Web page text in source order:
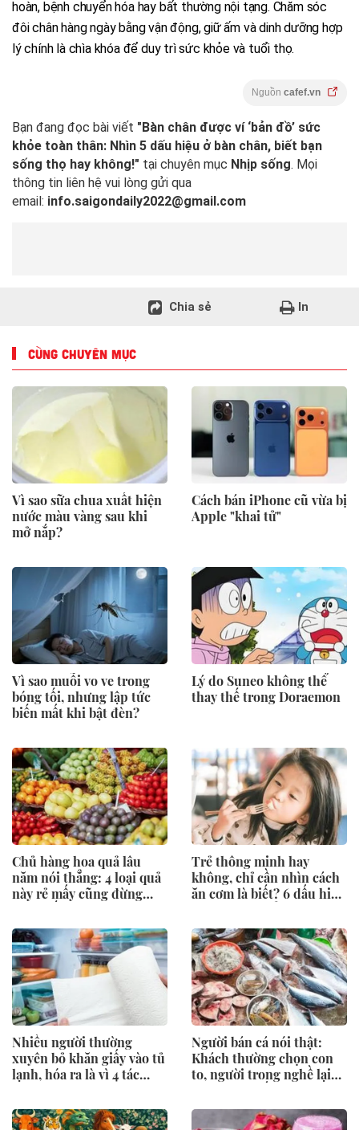
hoàn, bệnh chuyển hóa hay bất thường nội tạng. Chăm sóc
đôi chân hàng ngày bằng vận động, giữ ấm và dinh dưỡng hợp
lý chính là chìa khóa để duy trì sức khỏe và tuổi thọ.
Nguồn cafef.vn
Bạn đang đọc bài viết "Bàn chân được ví ‘bản đồ’ sức
khỏe toàn thân: Nhìn 5 dấu hiệu ở bàn chân, biết bạn
sống thọ hay không!" tại chuyên mục Nhịp sống. Mọi
thông tin liên hệ vui lòng gửi qua
email: info.saigondaily2022@gmail.com
Chia sẻ In
CÙNG CHUYÊN MỤC
Vì sao sữa chua xuất hiện
nước màu vàng sau khi
mở nắp?
Cách bán iPhone cũ vừa bị
Apple "khai tử"
Vì sao muỗi vo ve trong
bóng tối, nhưng lập tức
biến mất khi bật đèn?
Lý do Suneo không thể
thay thế trong Doraemon
Chủ hàng hoa quả lâu
năm nói thẳng: 4 loại quả
này rẻ mấy cũng đừng
ngại ăn
Trẻ thông minh hay
không, chỉ cần nhìn cách
ăn cơm là biết? 6 dấu hiệu
Nhiều người thường
xuyên bỏ khăn giấy vào tủ
lạnh, hóa ra là vì 4 tác
Người bán cá nói thật:
Khách thường chọn con
to, người trong nghề lại
trước